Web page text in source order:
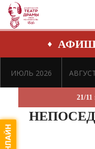
ИЮЛЬ 2026
21/11